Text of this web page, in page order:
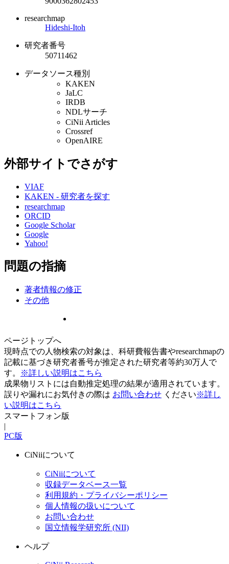
researchmap
Hideshi-Itoh
研究者番号
50711462
データソース種別
KAKEN
JaLC
IRDB
NDLサーチ
CiNii Articles
Crossref
OpenAIRE
外部サイトでさがす
VIAF
KAKEN - 研究者を探す
researchmap
ORCID
Google Scholar
Google
Yahoo!
問題の指摘
著者情報の修正
その他
ページトップへ
現時点での人物検索の対象は、科研費報告書やresearchmapの
記載に基づき研究者番号が推定された研究者等約30万人で
す。
※詳しい説明はこちら
成果物リストには自動推定処理の結果が適用されています。
誤りや漏れにお気付きの際は お問い合わせ ください※詳し
い説明はこちら
スマートフォン版
|
PC版
CiNiiについて
CiNiiについて
収録データベース一覧
利用規約・プライバシーポリシー
個人情報の扱いについて
お問い合わせ
国立情報学研究所 (NII)
ヘルプ